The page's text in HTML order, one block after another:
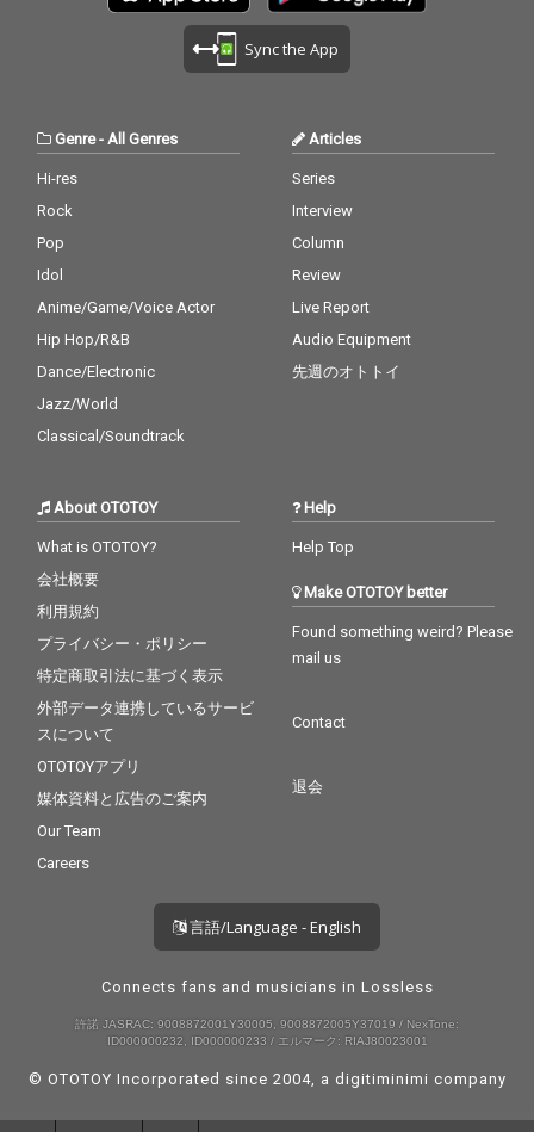
Sync the App
Genre- All Genres
Hi-res
Rock
Pop
Idol
Anime/Game/Voice Actor
Hip Hop/R&B
Dance/Electronic
Jazz/World
Classical/Soundtrack
Articles
Series
Interview
Column
Review
Live Report
Audio Equipment
先週のオトトイ
About OTOTOY
What is OTOTOY?
会社概要
利用規約
プライバシー・ポリシー
特定商取引法に基づく表示
外部データ連携しているサービ
スについて
OTOTOYアプリ
媒体資料と広告のご案内
Our Team
Careers
Help
Help Top
Make OTOTOY better
Found something weird? Please
mail us
Contact
退会
言語/Language - English
Connects fans and musicians in Lossless
許諾 JASRAC: 9008872001Y30005, 9008872005Y37019 / NexTone:
ID000000232, ID000000233 / エルマーク: RIAJ80023001
© OTOTOY Incorporated since 2004, a digitiminimi company